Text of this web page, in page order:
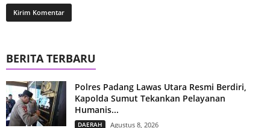
BERITA TERBARU
Polres Padang Lawas Utara Resmi Berdiri,
Kapolda Sumut Tekankan Pelayanan
Humanis...
DAERAH Agustus 8, 2026